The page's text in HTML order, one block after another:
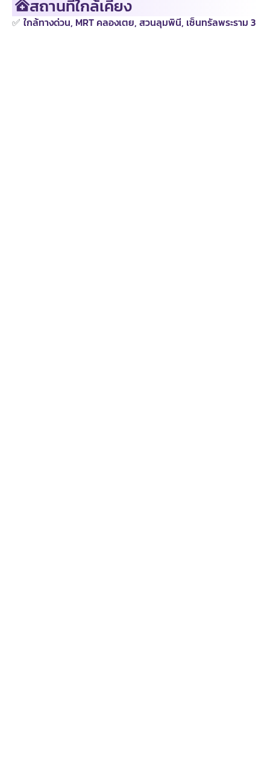
สถานที่ใกล้เคียง
✅ ใกล้ทางด่วน, MRT คลองเตย, สวนลุมพินี, เซ็นทรัลพระราม 3